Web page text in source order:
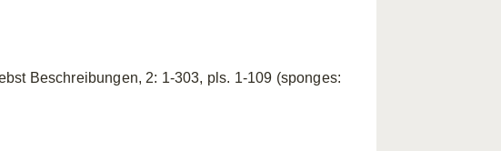
Beschreibungen, 2: 1-303, pls. 1-109 (sponges: